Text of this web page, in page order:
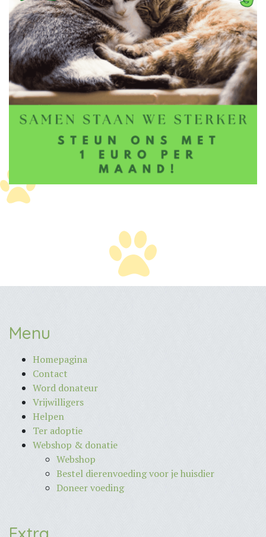
Menu
Homepagina
Contact
Word donateur
Vrijwilligers
Helpen
Ter adoptie
Webshop & donatie
Webshop
Bestel dierenvoeding voor je huisdier
Doneer voeding